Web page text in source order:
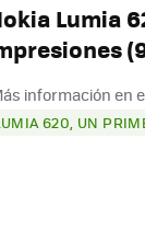
Lumia
información en
620, UN